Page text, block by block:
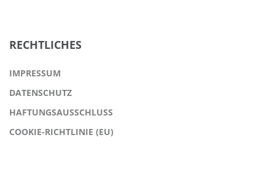
RECHTLICHES
IMPRESSUM
DATENSCHUTZ
HAFTUNGSAUSSCHLUSS
COOKIE-RICHTLINIE (EU)